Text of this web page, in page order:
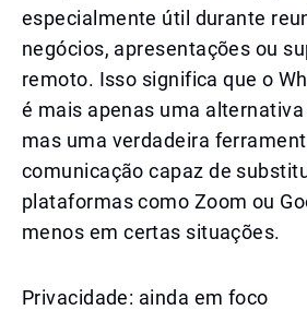
especialmente útil durante
negócios, apresentações ou
remoto. Isso significa que o
é mais apenas uma
mas uma verdadeira
comunicação capaz de
plataformas como Zoom ou
menos em certas situações.
Privacidade: ainda em foco